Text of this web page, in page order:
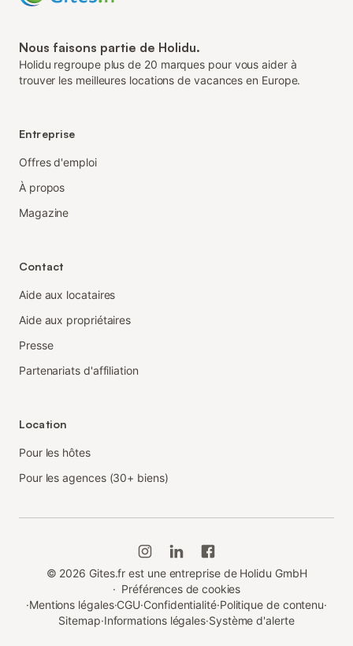
Nous faisons partie de Holidu.
Holidu regroupe plus de 20 marques pour vous aider à
trouver les meilleures locations de vacances en Europe.
Entreprise
Offres d'emploi
À propos
Magazine
Contact
Aide aux locataires
Aide aux propriétaires
Presse
Partenariats d'affiliation
Location
Pour les hôtes
Pour les agences (30+ biens)
© 2026 Gites.fr est une entreprise de Holidu GmbH
· Préférences de cookies
·Mentions légales·CGU·Confidentialité·Politique de contenu·
Sitemap·Informations légales·Système d'alerte